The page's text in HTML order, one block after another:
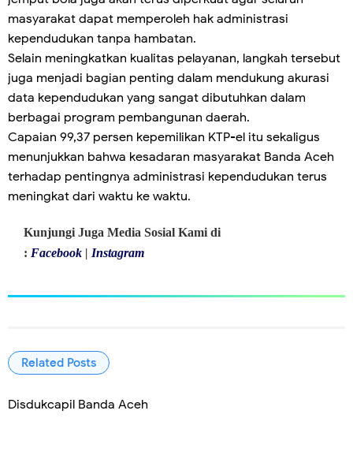
masyarakat dapat memperoleh hak administrasi
kependudukan tanpa hambatan.
Selain meningkatkan kualitas pelayanan, langkah tersebut
juga menjadi bagian penting dalam mendukung akurasi
data kependudukan yang sangat dibutuhkan dalam
berbagai program pembangunan daerah.
Capaian 99,37 persen kepemilikan KTP-el itu sekaligus
menunjukkan bahwa kesadaran masyarakat Banda Aceh
terhadap pentingnya administrasi kependudukan terus
meningkat dari waktu ke waktu.
Kunjungi Juga Media Sosial Kami di
: Facebook | Instagram
Related Posts
Disdukcapil Banda Aceh